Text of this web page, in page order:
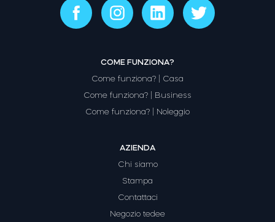
COME FUNZIONA?
Come funziona? | Casa
Come funziona? | Business
Come funziona? | Noleggio
AZIENDA
Chi siamo
Stampa
Contattaci
Negozio tedee